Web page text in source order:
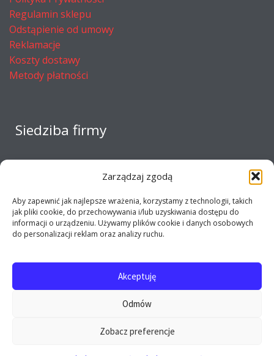
Zarządzaj zgodą
Aby zapewnić jak najlepsze wrażenia, korzystamy z technologii, takich
jak pliki cookie, do przechowywania i/lub uzyskiwania dostępu do
informacji o urządzeniu. Używamy plików cookie i danych osobowych
do personalizacji reklam oraz analizy ruchu.
Akceptuję
Odmów
Zobacz preferencje
Regulamin sklepu
Odstąpienie od umowy
Reklamacje
Koszty dostawy
Metody płatności
Siedziba firmy
Copyright 2017 - 2026 E-opel24.pl - Firma MIJ © All